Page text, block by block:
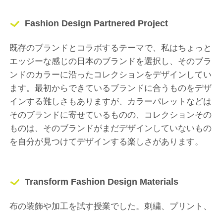
Fashion Design Partnered Project
既存のブランドとコラボするテーマで、私はちょっと
エッジーな感じの日本のブランドを選択し、そのブラ
ンドのカラーに沿ったコレクションをデザインしてい
ます。最初からできているブランドに合うものをデザ
インする難しさもありますが、カラーパレットなどは
そのブランドに寄せているものの、コレクションその
ものは、そのブランドがまだデザインしていないもの
を自分が見つけてデザインする楽しさがあります。
Transform Fashion Design Materials
布の装飾や加工を試す授業でした。刺繍、プリント、